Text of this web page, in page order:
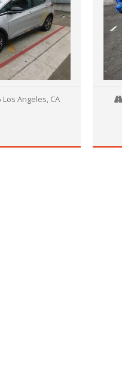
Los Angeles, CA